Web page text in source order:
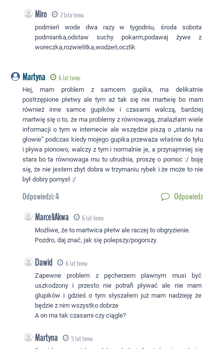
Miro 2 lata temu
podmień wode dwa razy w tygodniu, środa sobota
podmianka,odstaw suchy pokarm,podawaj żywe z
woreczka,rozwielitka,wodzeń,oczlik
Martyna 6 lat temu
Hej, mam problem z samcem gupika, ma delikatnie
postrzępione płetwy ale tym aż tak się nie martwię bo mam
również inne samce gupików i czasami walczą, bardziej
martwię się o to, że ma problemy z równowagą, znalazłam wiele
informacji o tym w internecie ale wszędzie piszą o „staniu na
głowie” podczas kiedy mojego gupika przeważa właśnie do tyłu
i pływa pionowo, walczy z tym i normalnie je, a przynajmniej się
stara bo ta równowaga mu to utrudnia, proszę o pomoc :/ boję
się, że nie jestem zbyt dobra w trzymaniu rybek i że może to nie
był dobry pomysł :/
Odpowiedzi:4 Odpowiedz
MarceliAkwa 6 lat temu
Możliwe, że to martwica płetw ale raczej to obgryzienie.
Pozdro, daj znać, jak się polepszy/pogorszy.
Dawid 6 lat temu
Zapewne problem z pęcherzem plawnym musi być
uszkodzony i przesto nie potrafi pływać ale nie mam
glupików i gdzieś o tym słyszałem już mam nadzieję że
będzie z nim wszystko dobrze
A on ma tak czasami czy ciągle?
Martyna 5 lat temu